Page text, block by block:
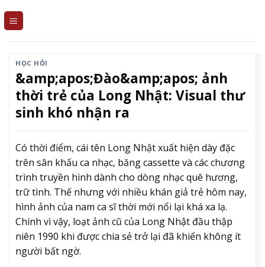
HỌC HỎI
&amp;apos;Đào&amp;apos; ảnh
thời trẻ của Long Nhật: Visual thư
sinh khó nhận ra
Có thời điểm, cái tên Long Nhật xuất hiện dày đặc
trên sân khấu ca nhạc, băng cassette và các chương
trình truyền hình dành cho dòng nhạc quê hương,
trữ tình. Thế nhưng với nhiều khán giả trẻ hôm nay,
hình ảnh của nam ca sĩ thời mới nổi lại khá xa lạ.
Chính vì vậy, loạt ảnh cũ của Long Nhật đầu thập
niên 1990 khi được chia sẻ trở lại đã khiến không ít
người bất ngờ.